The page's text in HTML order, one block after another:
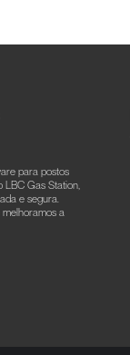
para postos
LBC Gas Station,
e segura.
a